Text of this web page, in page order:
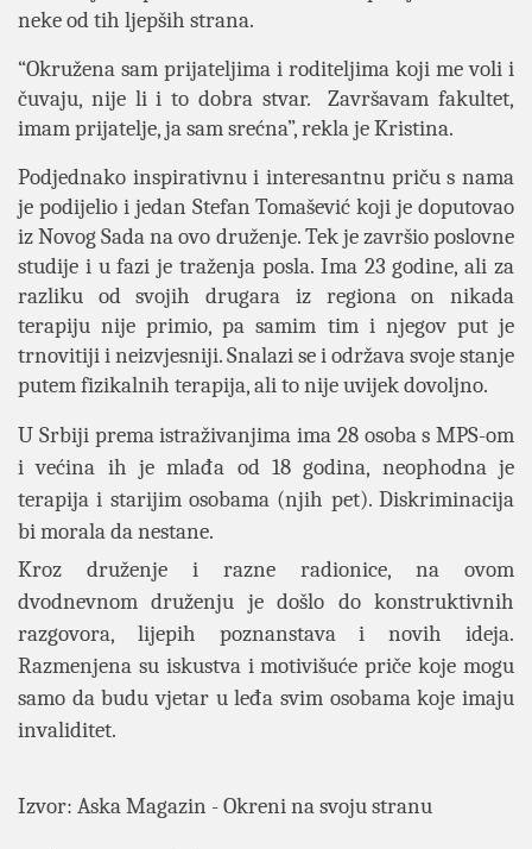
neke od tih ljepših strana.
“Okružena sam prijateljima i roditeljima koji me voli i
čuvaju, nije li i to dobra stvar. Završavam fakultet,
imam prijatelje, ja sam srećna”, rekla je Kristina.
Podjednako inspirativnu i interesantnu priču s nama
je podijelio i jedan Stefan Tomašević koji je doputovao
iz Novog Sada na ovo druženje. Tek je završio poslovne
studije i u fazi je traženja posla. Ima 23 godine, ali za
razliku od svojih drugara iz regiona on nikada
terapiju nije primio, pa samim tim i njegov put je
trnovitiji i neizvjesniji. Snalazi se i održava svoje stanje
putem fizikalnih terapija, ali to nije uvijek dovoljno.
U Srbiji prema istraživanjima ima 28 osoba s MPS-om
i većina ih je mlađa od 18 godina, neophodna je
terapija i starijim osobama (njih pet). Diskriminacija
bi morala da nestane.
Kroz druženje i razne radionice, na ovom
dvodnevnom druženju je došlo do konstruktivnih
razgovora, lijepih poznanstava i novih ideja.
Razmenjena su iskustva i motivišuće priče koje mogu
samo da budu vjetar u leđa svim osobama koje imaju
invaliditet.
Izvor: Aska Magazin - Okreni na svoju stranu